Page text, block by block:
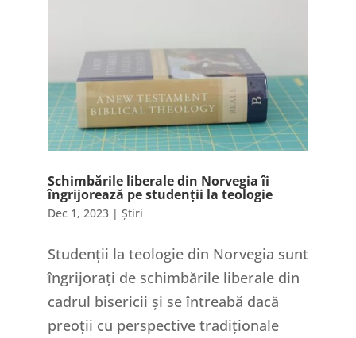
Schimbările liberale din Norvegia îi
îngrijorează pe studenții la teologie
Dec 1, 2023| Știri
Studenții la teologie din Norvegia sunt
îngrijorați de schimbările liberale din
cadrul bisericii și se întreabă dacă
preoții cu perspective tradiționale